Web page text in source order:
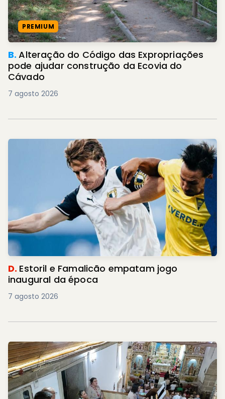
PREMIUM
B.Alteração do Código das Expropriações
pode ajudar construção da Ecovia do
Cávado
7 agosto 2026
D. Estoril e Famalicão empatam jogo
inaugural da época
7 agosto 2026